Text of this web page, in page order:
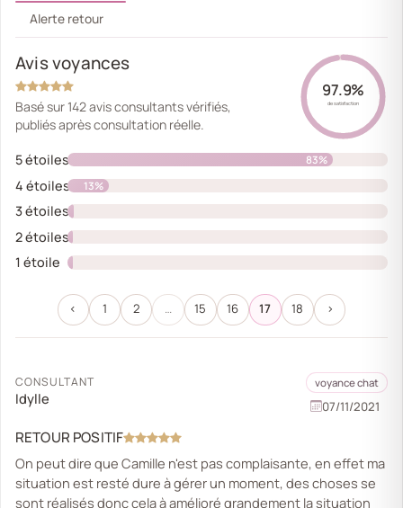
Alerte retour
Avis voyances
Basé sur 142 avis consultants vérifiés,
publiés après consultation réelle.
97.9%
de satisfaction
5 étoiles 83%
4 étoiles 13%
3 étoiles
2%
2 étoiles
1%
1 étoile
1%
‹ 1 2 … 15 16 17 18 ›
CONSULTANT
Idylle
voyance chat
07/11/2021
RETOUR POSITIF
On peut dire que Camille n'est pas complaisante, en effet ma
situation est resté dure à gérer un moment, des choses se
sont réalisés donc cela à amélioré grandement la situation